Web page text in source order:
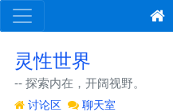
灵性世界
-- 探索内在，开阔视野。
讨论区 聊天室